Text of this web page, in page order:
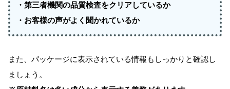
・第三者機関の品質検査をクリアしているか
・お客様の声がよく聞かれているか
また、パッケージに表示されている情報もしっかりと確認し
ましょう。